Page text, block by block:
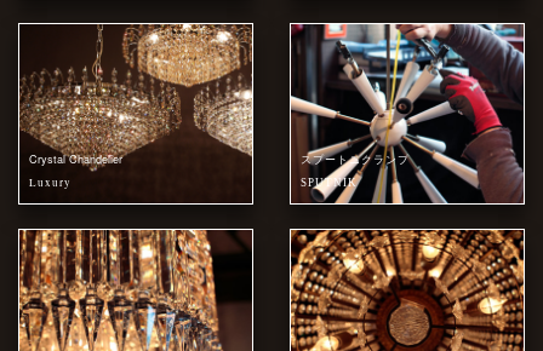
Crystal Chandelier
Luxury
スプートニクランプ
SPUTNIK